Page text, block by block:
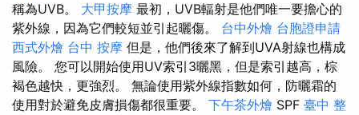
稱為UVB。 大甲按摩 最初，UVB輻射是他們唯一要擔心的
紫外線，因為它們較短並引起曬傷。 台中外燴 台胞證申請
西式外燴 台中 按摩 但是，他們後來了解到UVA射線也構成
風險。 您可以開始使用UV索引3曬黑，但是索引越高，棕
褐色越快，更強烈。 無論使用紫外線指數如何，防曬霜的
使用對於避免皮膚損傷都很重要。 下午茶外燴 SPF 臺中 整